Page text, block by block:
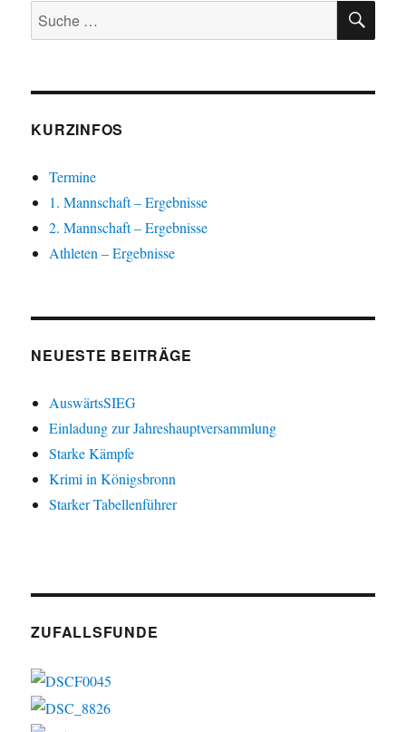
Suche
nach:
KURZINFOS
Termine
1. Mannschaft – Ergebnisse
2. Mannschaft – Ergebnisse
Athleten – Ergebnisse
NEUESTE BEITRÄGE
AuswärtsSIEG
Einladung zur Jahreshauptversammlung
Starke Kämpfe
Krimi in Königsbronn
Starker Tabellenführer
ZUFALLSFUNDE